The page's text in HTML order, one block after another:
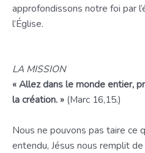
approfondissons notre foi par
l’Église.
LA MISSION
« Allez dans le monde entier,
la création. » (Marc 16,15.)
Nous ne pouvons pas taire ce
entendu, Jésus nous remplit